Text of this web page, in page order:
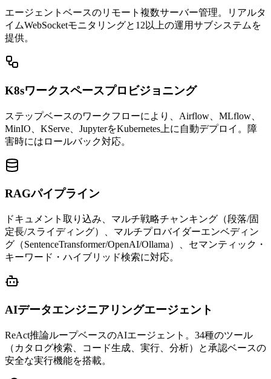
エージェントベースのリモート複数サーバー管理。リアルタ
イムWebSocketモニタリングと12以上の運用サブシステムを
提供。
K8sワークスペースプロビジョニング
ステップベースのワークフローにより、Airflow、MLflow、
MinIO、KServe、JupyterをKubernetes上に自動デプロイ。障
害時にはロールバック対応。
RAGパイプライン
ドキュメント取り込み、マルチ戦略チャンキング（段落/固
定長/スライディング）、マルチプロバイダーエンベディン
グ（SentenceTransformer/OpenAI/Ollama）、セマンティック・
キーワード・ハイブリッド検索に対応。
AIデータエンジニアリングエージェント
ReAct推論ループベースのAIエージェント。34種のツール
（カタログ検索、コード生成、実行、分析）と承認ベースの
安全な実行機能を搭載。